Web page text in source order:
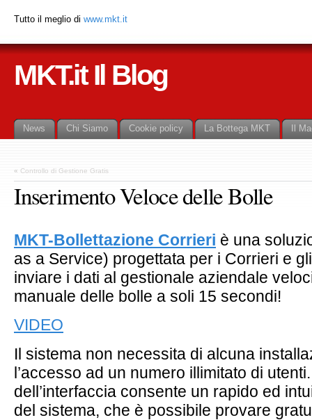
Tutto il meglio di www.mkt.it
MKT.it Il Blog
News Chi Siamo Cookie policy La Bottega MKT Il
« Controllo di Gestione Gratis
Inserimento Veloce delle Bolle
MKT-Bollettazione Corrieri è una
as a Service) progettata per i Corrieri e
inviare i dati al gestionale aziendale
manuale delle bolle a soli 15 secondi!
VIDEO
Il sistema non necessita di alcuna
l’accesso ad un numero illimitato di
dell’interfaccia consente un rapido ed
del sistema, che è possibile provare